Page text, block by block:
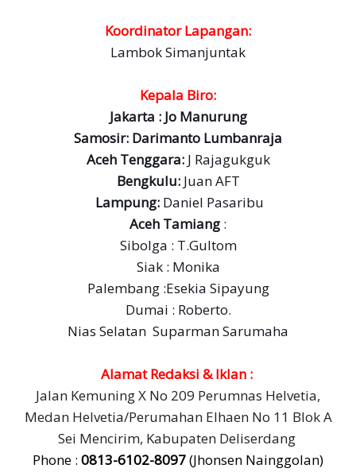
Koordinator Lapangan:
Lambok Simanjuntak
Kepala Biro:
Jakarta : Jo Manurung
Samosir: Darimanto Lumbanraja
Aceh Tenggara:J Rajagukguk
Bengkulu:Juan AFT
Lampung: Daniel Pasaribu
Aceh Tamiang :
Sibolga : T.Gultom
Siak : Monika
Palembang :Esekia Sipayung
Dumai : Roberto.
Nias Selatan Suparman Sarumaha
Alamat Redaksi & Iklan:
Jalan Kemuning X No 209 Perumnas Helvetia,
Medan Helvetia/Perumahan Elhaen No 11 Blok A
Sei Mencirim, Kabupaten Deliserdang
Phone : 0813-6102-8097(Jhonsen Nainggolan)